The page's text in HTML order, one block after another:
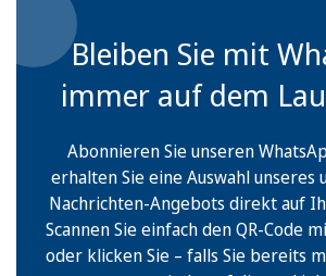
Bleiben Sie mit
immer auf dem
Abonnieren Sie unseren
erhalten Sie eine Auswahl unseres
Nachrichten-Angebots direkt auf
Scannen Sie einfach den QR-Code
oder klicken Sie – falls Sie bereits